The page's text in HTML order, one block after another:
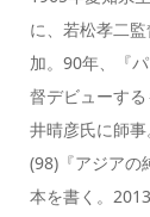
に、若松孝二
加。90年、『
督デビューす
井晴彦氏に師
(98)『アジアの
本を書く。